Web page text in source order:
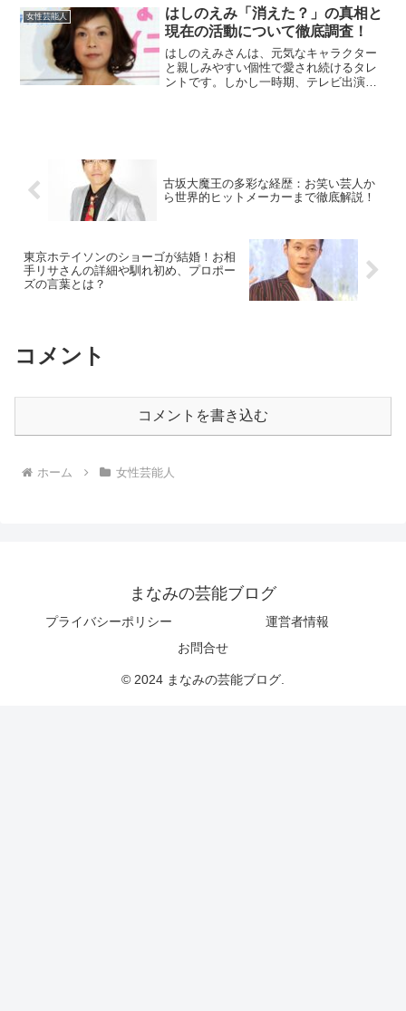
衣の身長はどのくらい？武元唯衣さんの
身長は157cmです。...
女性芸能人
はしのえみ「消えた？」の真相と
現在の活動について徹底調査！
はしのえみさんは、元気なキャラクター
と親しみやすい個性で愛され続けるタレ
ントです。しかし一時期、テレビ出演が
古坂大魔王の多彩な経歴：お笑い芸人か
ら世界的ヒットメーカーまで徹底解説！
東京ホテイソンのショーゴが結婚！お相
手リサさんの詳細や馴れ初め、プロポー
ズの言葉とは？
コメント
コメントを書き込む
ホーム 女性芸能人
まなみの芸能ブログ
プライバシーポリシー
運営者情報
お問合せ
© 2024 まなみの芸能ブログ.